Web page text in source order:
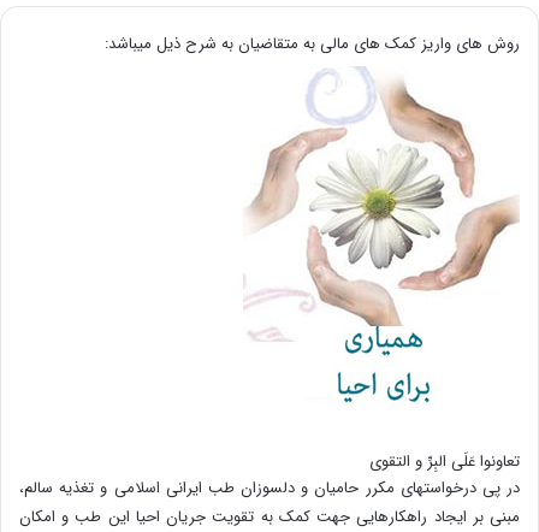
روش های واریز کمک های مالی به متقاضیان به شرح ذیل میباشد:
تعاونوا عَلَی البِرِّ و التقوی
در پی درخواستهای مکرر حامیان و دلسوزان طب ایرانی اسلامی و تغذیه سالم،
مبنی بر ایجاد راهکارهایی جهت کمک به تقویت جریان احیا این طب و امکان